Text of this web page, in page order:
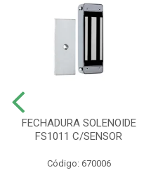
FECHADURA SOLENOIDE
FS1011 C/SENSOR
Código: 670006